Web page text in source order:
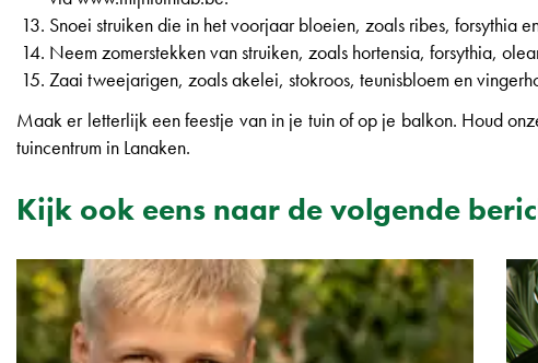
Snoei struiken die in het voorjaar bloeien, zoals ribes,
Neem zomerstekken van struiken, zoals hortensia, forsythia,
Zaai tweejarigen, zoals akelei, stokroos, teunisbloem en
Maak er letterlijk een feestje van in je tuin of op je balkon. Houd
tuincentrum in Lanaken.
Kijk ook eens naar de volgende